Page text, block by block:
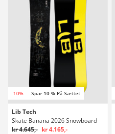
-10% Spar 10 % På Sættet
Lib Tech
Skate Banana 2026 Snowboard
kr 4.645,- kr 4.165,-